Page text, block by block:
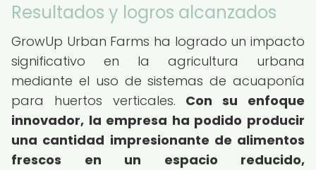
Resultados y logros alcanzados
GrowUp Urban Farms ha logrado un impacto
significativo en la agricultura urbana
mediante el uso de sistemas de acuaponía
para huertos verticales. Con su enfoque
innovador, la empresa ha podido producir
una cantidad impresionante de alimentos
frescos en un espacio reducido,